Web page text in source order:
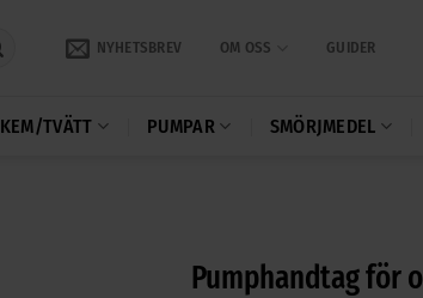
NYHETSBREV OM OSS GUIDER
KEM/TVÄTT PUMPAR SMÖRJMEDEL
Pumphandtag för